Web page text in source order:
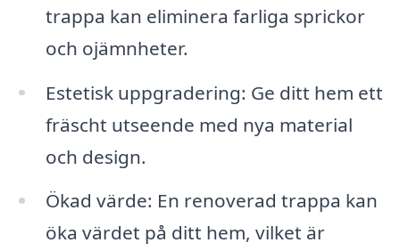
trappa kan eliminera farliga sprickor
och ojämnheter.
Estetisk uppgradering: Ge ditt hem ett
fräscht utseende med nya material
och design.
Ökad värde: En renoverad trappa kan
öka värdet på ditt hem, vilket är